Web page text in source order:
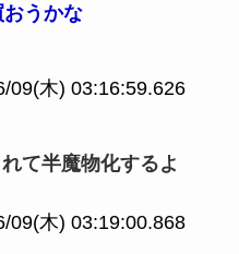
おうかな
09(木) 03:16:59.626
て半魔物化するよ
09(木) 03:19:00.868